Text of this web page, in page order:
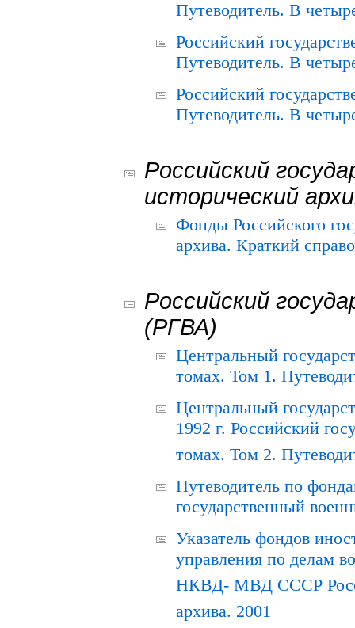
Путеводитель. В
Российский
Путеводитель. В
Российский
Путеводитель. В
Российский
исторический
Фонды Российского
архива. Краткий
Российский
(РГВА)
Центральный
томах. Том 1.
Центральный
1992 г. Российский
томах. Том 2.
Путеводитель по
государственный
Указатель фондов
управления по делам
НКВД- МВД СССР
архива. 2001